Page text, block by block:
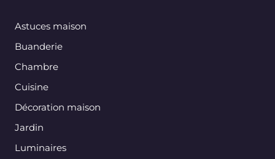
Astuces maison
Buanderie
Chambre
Cuisine
Décoration maison
Jardin
Luminaires